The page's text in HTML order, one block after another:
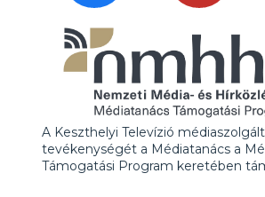
A Keszthelyi Televízió
tevékenységét a Médiatanács a
Támogatási Program keretében